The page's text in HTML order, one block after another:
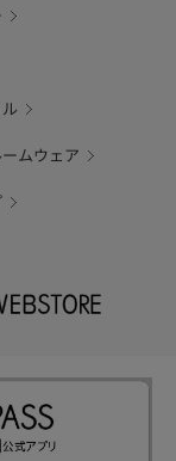
ムウェア